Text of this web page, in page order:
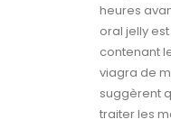
heures
oral jelly
contenant
viagra de
suggèrent
traiter les